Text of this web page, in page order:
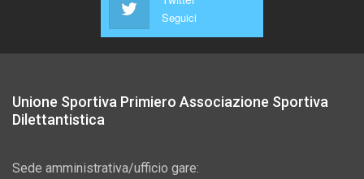
Seguici
Unione Sportiva Primiero Associazione Sportiva
Dilettantistica
Sede amministrativa/ufficio gare: